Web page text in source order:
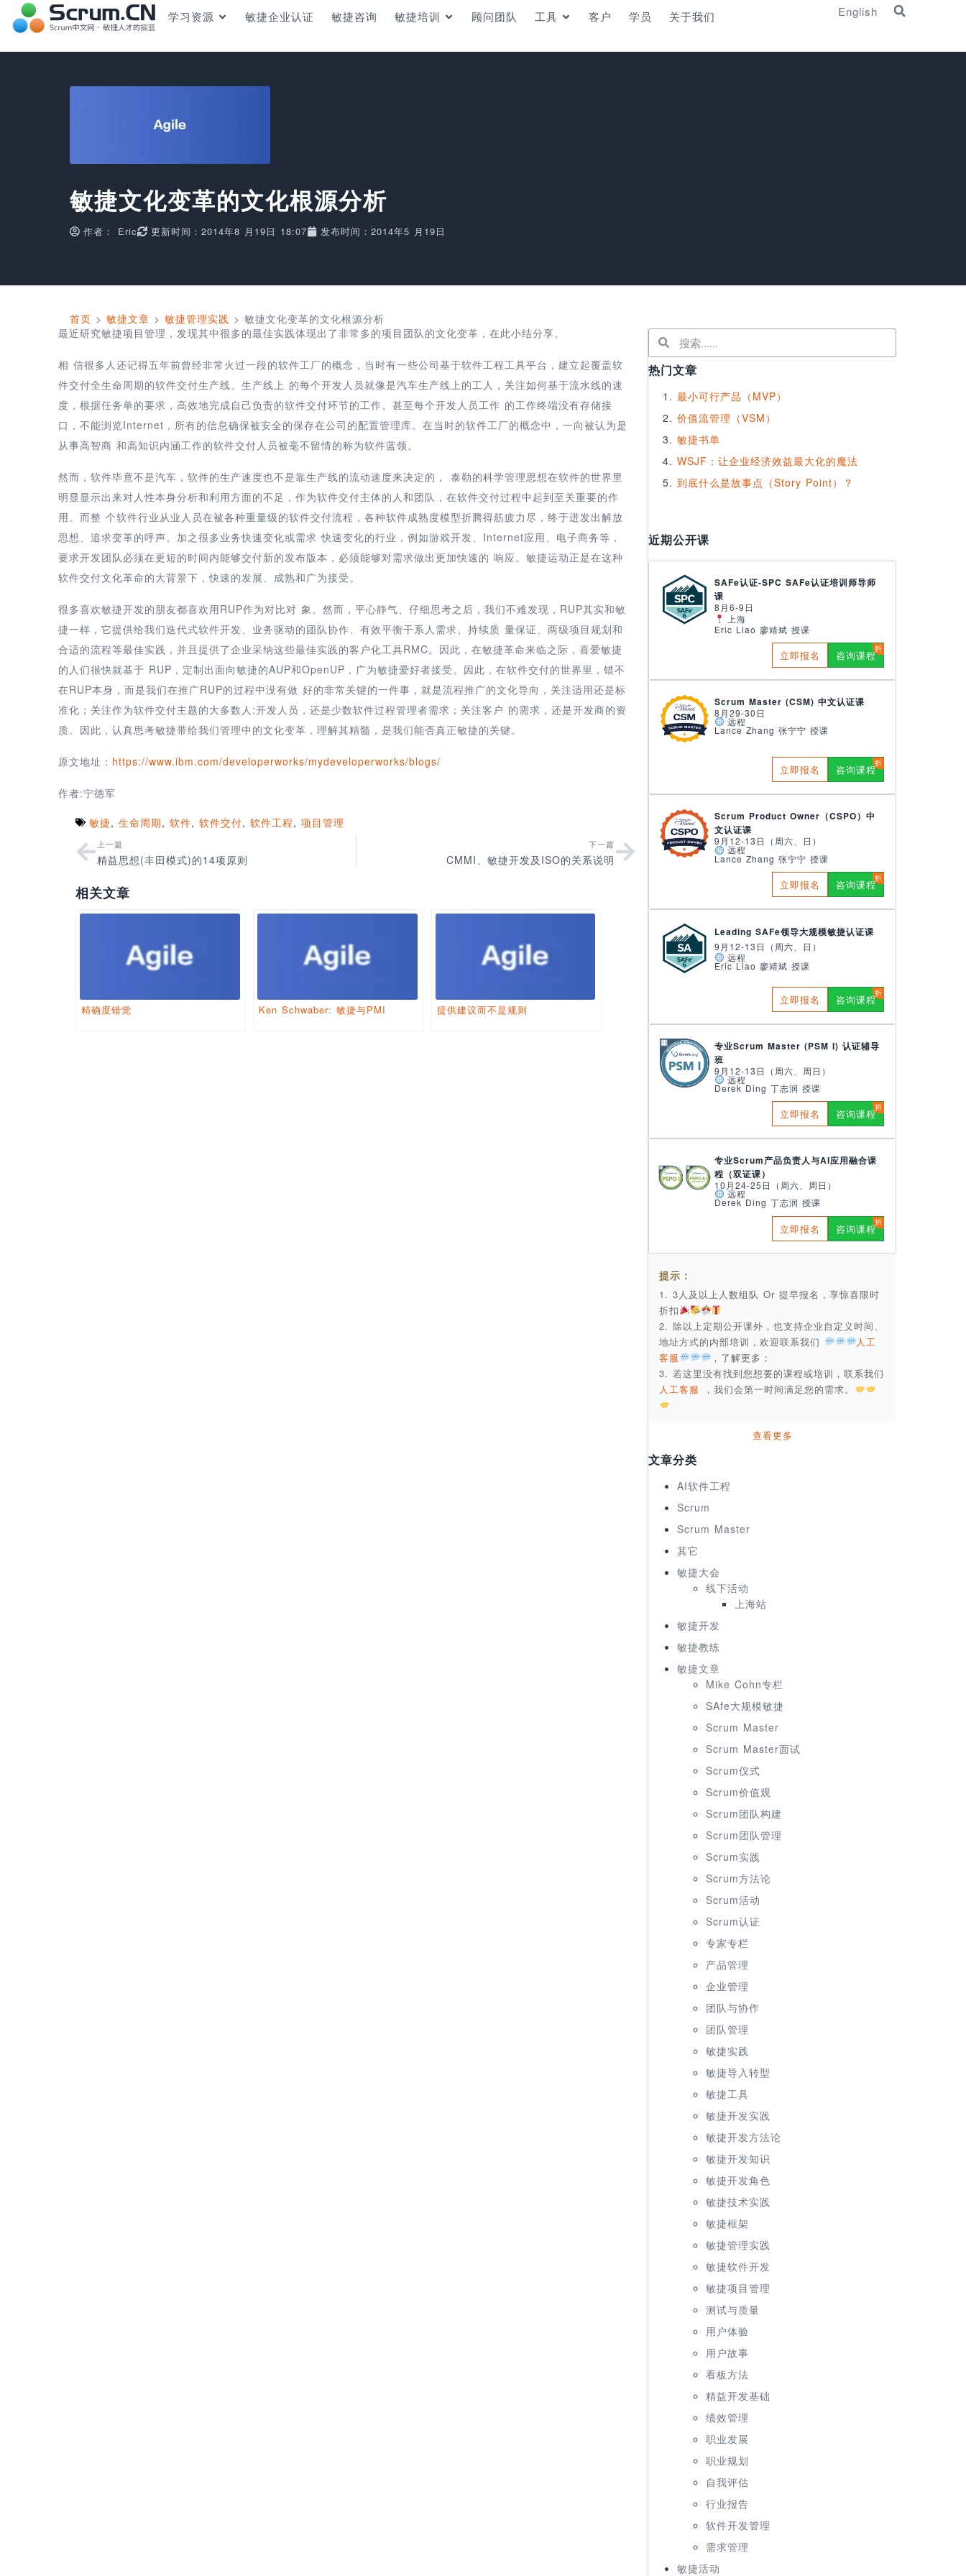
学习资源 敏捷企业认证 敏捷咨询 敏捷培训 顾问团队 工具 客户 学员 关于我们 English
敏捷文化变革的文化根源分析
作者： Eric 更新时间：2014年8 月19日 18:07 发布时间：2014年5 月19日
首页 > 敏捷文章 > 敏捷管理实践 > 敏捷文化变革的文化根源分析
最近研究敏捷项目管理，发现其中很多的最佳实践体现出了非常多的项目团队的文化变革，在此小结分享。
相 信很多人还记得五年前曾经非常火过一段的软件工厂的概念，当时有一些公司基于软件工程工具平台，建立起覆盖软
件交付全生命周期的软件交付生产线。生产线上 的每个开发人员就像是汽车生产线上的工人，关注如何基于流水线的速
度，根据任务单的要求，高效地完成自己负责的软件交付环节的工作。甚至每个开发人员工作 的工作终端没有存储接
口，不能浏览Internet，所有的信息确保被安全的保存在公司的配置管理库。在当时的软件工厂的概念中，一向被认为是
从事高智商 和高知识内涵工作的软件交付人员被毫不留情的称为软件蓝领。
然而，软件毕竟不是汽车，软件的生产速度也不是靠生产线的流动速度来决定的， 泰勒的科学管理思想在软件的世界里
明显显示出来对人性本身分析和利用方面的不足，作为软件交付主体的人和团队，在软件交付过程中起到至关重要的作
用。而整 个软件行业从业人员在被各种重量级的软件交付流程，各种软件成熟度模型折腾得筋疲力尽，终于迸发出解放
思想、追求变革的呼声。加之很多业务快速变化或需求 快速变化的行业，例如游戏开发、Internet应用、电子商务等，
要求开发团队必须在更短的时间内能够交付新的发布版本，必须能够对需求做出更加快速的 响应。敏捷运动正是在这种
软件交付文化革命的大背景下，快速的发展、成熟和广为接受。
很多喜欢敏捷开发的朋友都喜欢用RUP作为对比对 象。然而，平心静气、仔细思考之后，我们不难发现，RUP其实和敏
捷一样，它提供给我们迭代式软件开发、业务驱动的团队协作、有效平衡干系人需求、持续质 量保证、两级项目规划和
合适的流程等最佳实践，并且提供了企业采纳这些最佳实践的客户化工具RMC。因此，在敏捷革命来临之际，喜爱敏捷
的人们很快就基于 RUP，定制出面向敏捷的AUP和OpenUP，广为敏捷爱好者接受。因此，在软件交付的世界里，错不
在RUP本身，而是我们在推广RUP的过程中没有做 好的非常关键的一件事，就是流程推广的文化导向，关注适用还是标
准化；关注作为软件交付主题的大多数人:开发人员，还是少数软件过程管理者需求；关注客户 的需求，还是开发商的资
质。因此，认真思考敏捷带给我们管理中的文化变革，理解其精髓，是我们能否真正敏捷的关键。
原文地址： https://www.ibm.com/developerworks/mydeveloperworks/blogs/
作者:宁德军
敏捷, 生命周期, 软件, 软件交付, 软件工程, 项目管理
上一篇
精益思想(丰田模式)的14项原则
下一篇
CMMI、敏捷开发及ISO的关系说明
相关文章
精确度错觉 Ken Schwaber: 敏捷与PMI 提供建议而不是规则
热门文章
最小可行产品（MVP）
价值流管理（VSM）
敏捷书单
WSJF：让企业经济效益最大化的魔法
到底什么是故事点（Story Point）？
近期公开课
SAFe认证-SPC SAFe认证培训师导师
课
8月6-9日
上海
Eric Liao 廖靖斌 授课
立即报名 咨询课程
Scrum Master (CSM) 中文认证课
8月29-30日
远程
Lance Zhang 张宁宁 授课
立即报名 咨询课程
Scrum Product Owner（CSPO）中
文认证课
9月12-13日（周六、日）
远程
Lance Zhang 张宁宁 授课
立即报名 咨询课程
Leading SAFe领导大规模敏捷认证课
9月12-13日（周六、日）
远程
Eric Liao 廖靖斌 授课
立即报名 咨询课程
专业Scrum Master (PSM I) 认证辅导
班
9月12-13日（周六、周日）
远程
Derek Ding 丁志润 授课
立即报名 咨询课程
专业Scrum产品负责人与AI应用融合课
程（双证课）
10月24-25日（周六、周日）
远程
Derek Ding 丁志润 授课
立即报名 咨询课程
提示：
1. 3人及以上人数组队 Or 提早报名，享惊喜限时
折扣
2. 除以上定期公开课外，也支持企业自定义时间、
地址方式的内部培训，欢迎联系我们
人工
客服
，了解更多；
3. 若这里没有找到您想要的课程或培训，联系我们
人工客服
，我们会第一时间满足您的需求。
查看更多
文章分类
AI软件工程
Scrum
Scrum Master
其它
敏捷大会
线下活动
上海站
敏捷开发
敏捷教练
敏捷文章
Mike Cohn专栏
SAfe大规模敏捷
Scrum Master
Scrum Master面试
Scrum仪式
Scrum价值观
Scrum团队构建
Scrum团队管理
Scrum实践
Scrum方法论
Scrum活动
Scrum认证
专家专栏
产品管理
企业管理
团队与协作
团队管理
敏捷实践
敏捷导入转型
敏捷工具
敏捷开发实践
敏捷开发方法论
敏捷开发知识
敏捷开发角色
敏捷技术实践
敏捷框架
敏捷管理实践
敏捷软件开发
敏捷项目管理
测试与质量
用户体验
用户故事
看板方法
精益开发基础
绩效管理
职业发展
职业规划
自我评估
行业报告
软件开发管理
需求管理
敏捷活动